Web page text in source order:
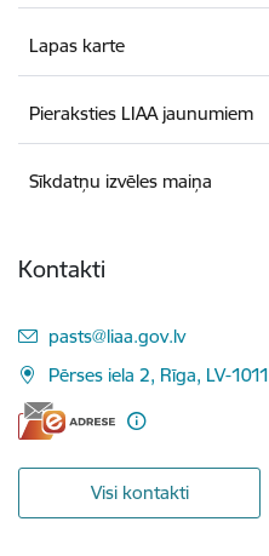
Lapas karte
Pieraksties LIAA jaunumiem
Sīkdatņu izvēles maiņa
Kontakti
E-pasts:
pasts@liaa.gov.lv
Pērses iela 2, Rīga, LV-1011
Visi kontakti